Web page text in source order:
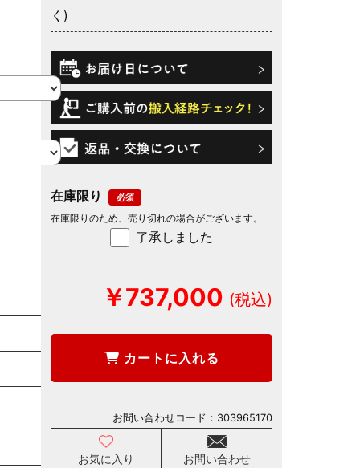
く)
在庫限り
了承しました
在庫限りのため、売り切れの場合がございます。
￥737,000
カートに入れる
お気に入り お問い合わせ
お問い合わせコード： 303965170